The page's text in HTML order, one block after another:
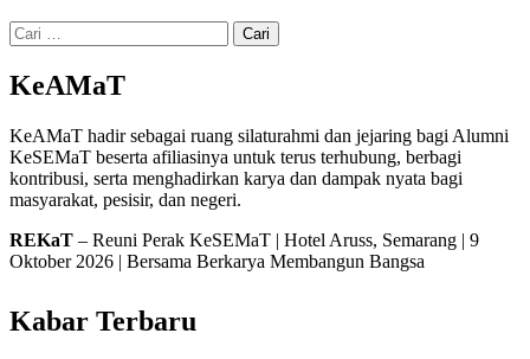
Cari
untuk:
KeAMaT
KeAMaT hadir sebagai ruang silaturahmi dan jejaring bagi Alumni
KeSEMaT beserta afiliasinya untuk terus terhubung, berbagi
kontribusi, serta menghadirkan karya dan dampak nyata bagi
masyarakat, pesisir, dan negeri.
REKaT – Reuni Perak KeSEMaT | Hotel Aruss, Semarang | 9
Oktober 2026 | Bersama Berkarya Membangun Bangsa
Kabar Terbaru